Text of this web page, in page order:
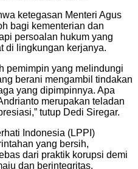
ketegasan Menteri Agus
bagi kementerian dan
persoalan hukum yang
di lingkungan kerjanya.
pemimpin yang melindungi
berani mengambil tindakan
yang dipimpinnya. Apa
merupakan teladan
tutup Dedi Siregar.
Indonesia (LPPI)
yang bersih,
dari praktik korupsi demi
dan berintegritas.